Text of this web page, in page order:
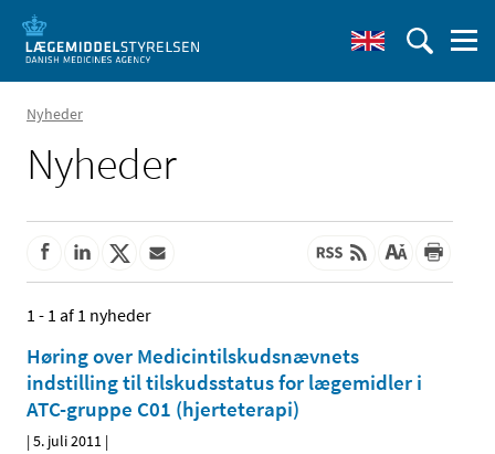
Nyheder
Nyheder
1 - 1 af 1 nyheder
Høring over Medicintilskudsnævnets
indstilling til tilskudsstatus for lægemidler i
ATC-gruppe C01 (hjerteterapi)
|5. juli 2011 |